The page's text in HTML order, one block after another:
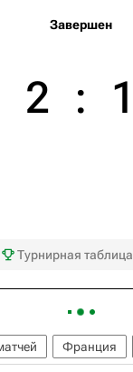
Завершен
2 : 1
Турнирная таблица
Франция